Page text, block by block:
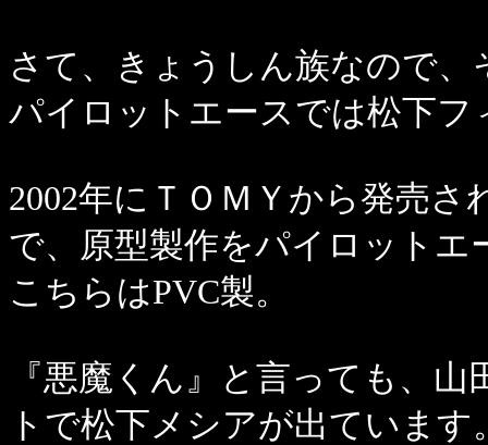
さて、きょうしん族なので
パイロットエースでは松下
2002年にＴＯＭＹから発売
で、原型製作をパイロットエ
こちらはPVC製。
『悪魔くん』と言っても、
トで松下メシアが出ています